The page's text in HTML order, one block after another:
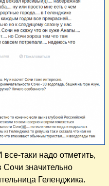
таки надо отметить,
Сочи значительно
Геленджика.